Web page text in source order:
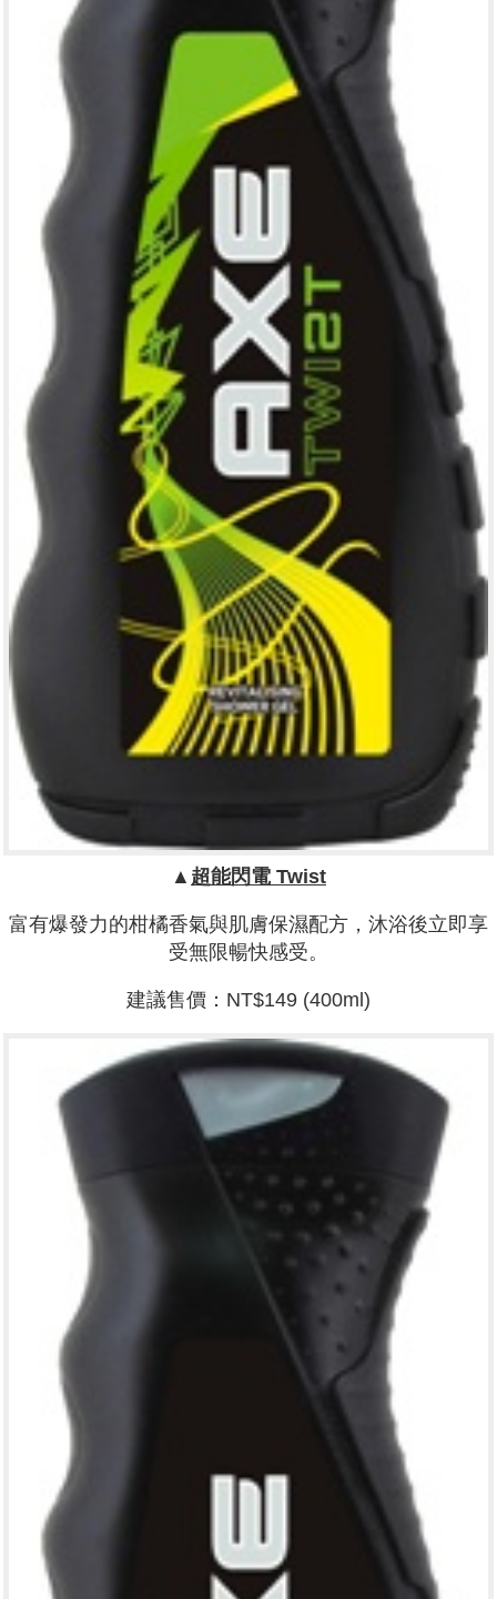
▲ 超能閃電Twist
富有爆發力的柑橘香氣與肌膚保濕配方，沐浴後立即享
受無限暢快感受。
建議售價：NT$149 (400ml)